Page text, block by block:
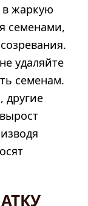
в жаркую
семенами,
удаляйте
семенам.
другие